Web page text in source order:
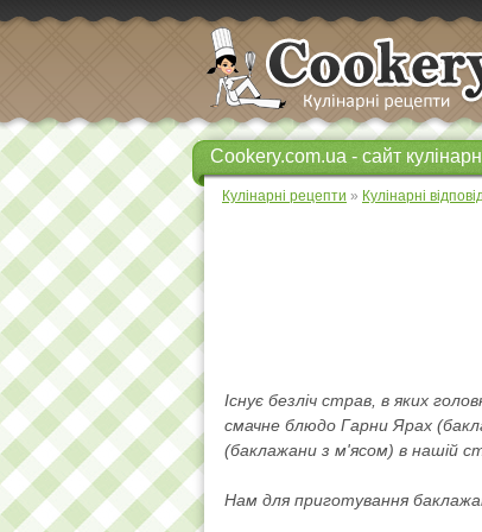
Cookery.com.ua - сайт
Кулінарні рецепти » Кулінарні
Існує безліч страв, в яких
смачне блюдо Гарни Ярах
(баклажани з м'ясом) в нашій
Нам для приготування